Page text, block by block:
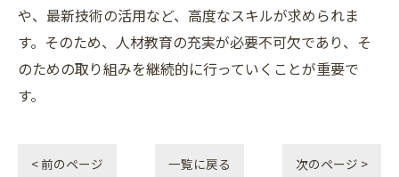
や、最新技術の活用など、高度なスキルが求められま
す。そのため、人材教育の充実が必要不可欠であり、そ
のための取り組みを継続的に行っていくことが重要で
す。
< 前のページ 一覧に戻る 次のページ >